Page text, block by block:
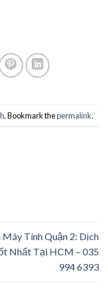
. Bookmark thepermalink.
Máy Tính Quận 2: Dịch
Nhất Tại HCM – 035
994 6393